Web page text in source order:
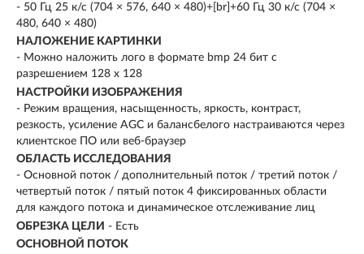
- 50 Гц 25 к/с (704 × 576, 640 × 480)+[br]+60 Гц 30 к/с (704 ×
480, 640 × 480)
НАЛОЖЕНИЕ КАРТИНКИ
- Можно наложить лого в формате bmp 24 бит с
разрешением 128 х 128
НАСТРОЙКИ ИЗОБРАЖЕНИЯ
- Режим вращения, насыщенность, яркость, контраст,
резкость, усиление AGC и балансбелого настраиваются через
клиентское ПО или веб-браузер
ОБЛАСТЬ ИССЛЕДОВАНИЯ
- Основной поток / дополнительный поток / третий поток /
четвертый поток / пятый поток 4 фиксированных области
для каждого потока и динамическое отслеживание лиц
ОБРЕЗКА ЦЕЛИ - Есть
ОСНОВНОЙ ПОТОК